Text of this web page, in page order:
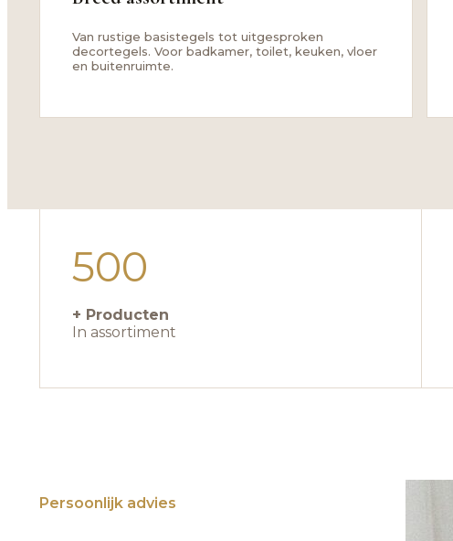
Van rustige basistegels tot uitgesproken
decortegels. Voor badkamer, toilet, keuken, vloer
en buitenruimte.
500
+ Producten
In assortiment
Persoonlijk advies